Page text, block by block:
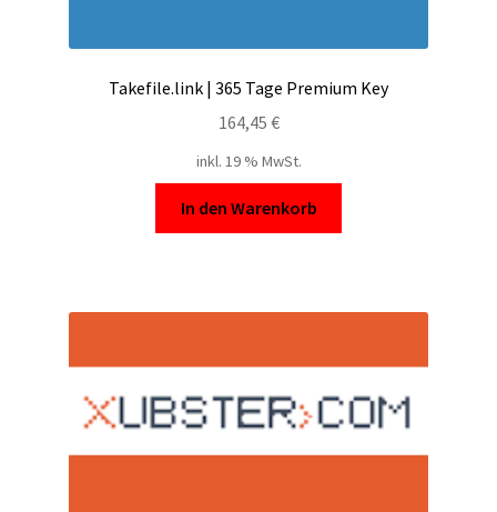
Takefile.link | 365 Tage Premium Key
164,45 €
inkl. 19 % MwSt.
In den Warenkorb